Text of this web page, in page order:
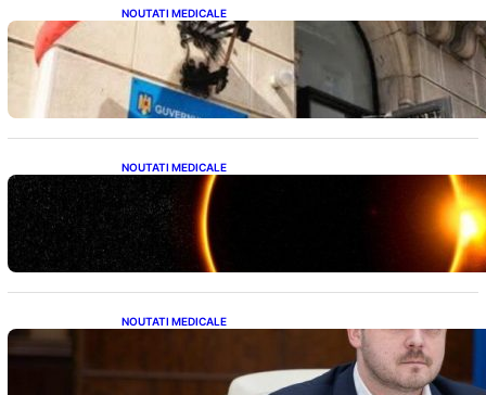
NOUTATI MEDICALE
Investiția Ministerului Sănătății: 174 de
milioane de lei pentru modernizarea
sistemului sanitar din România
NOUTATI MEDICALE
Eclipsa de Soare din august 2026: Un
Spectacol Astronomic Pe Cerul României
NOUTATI MEDICALE
Impactul Tăierii Energetice asupra Producției
de Medicamente: Avertismentul lui
Alexandru Rogobete către Guvernul